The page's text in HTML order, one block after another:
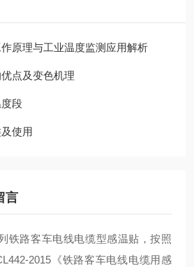
原理与工业温度监测应用解析
点及变色机理
段
使用
言
铁路客车电线电缆型感温贴，按照
2015《铁路客车电线电缆用感